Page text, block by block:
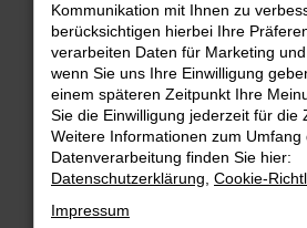
Fehler: Network
Beim Laden ist ein Fehler
Hier sind ein paar Tipps, die dir
Überprüfe deine Firewall
Internetverbindung.
Laden andere Webseiten, zum
Suchmaschine?
Kommunikation mit Ihnen zu
berücksichtigen hierbei Ihre
verarbeiten Daten für Marketing
wenn Sie uns Ihre Einwilligung
einem späteren Zeitpunkt Ihre
Sie die Einwilligung jederzeit für die
Weitere Informationen zum Umfang
Datenverarbeitung finden Sie hier:
Datenschutzerklärung Cookie-
Impressum